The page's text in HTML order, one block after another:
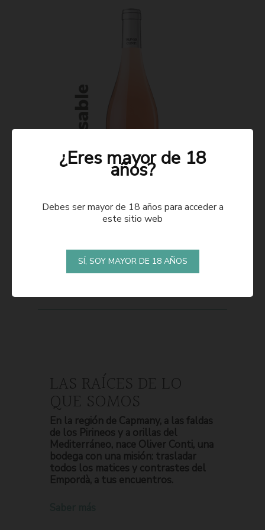
LAS RAÍCES DE LO
QUE SOMOS
En la región de Capmany, a las faldas
de los Pirineos y a orillas del
Mediterráneo, nace Oliver Conti, una
bodega con una misión: trasladar
todos los matices y contrastes del
Empordà, a tus encuentros.
¿Eres mayor de 18
años?
Debes ser mayor de 18 años para acceder a
este sitio web
SÍ, SOY MAYOR DE 18 AÑOS